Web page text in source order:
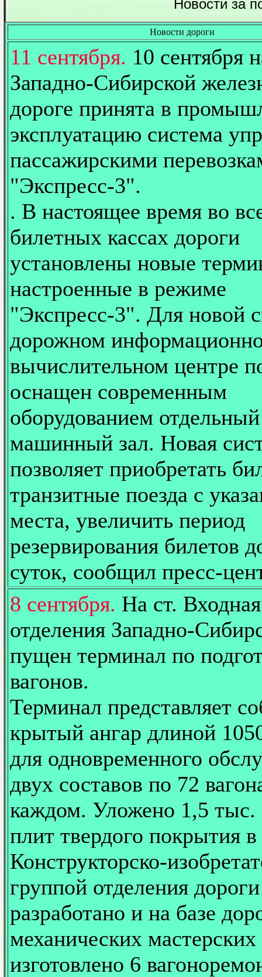
Новости за
Новости дороги
11 сентября. 10 сентября
Западно-Сибирской
дороге принята в
эксплуатацию система
пассажирскими
"Экспресс-3".
. В настоящее время во
билетных кассах дороги
установлены новые
настроенные в режиме
"Экспресс-3". Для новой
дорожном
вычислительном центре
оснащен современным
оборудованием отдельный
машинный зал. Новая
позволяет приобретать
транзитные поезда с
места, увеличить период
резервирования билетов
суток, сообщил пресс-
8 сентября. На ст.
отделения Западно-
пущен терминал по
вагонов.
Терминал представляет
крытый ангар длиной
для одновременного
двух составов по 72
каждом. Уложено 1,5 тыс.
плит твердого покрытия в
Конструкторско-
группой отделения дороги
разработано и на базе
механических мастерских
изготовлено 6